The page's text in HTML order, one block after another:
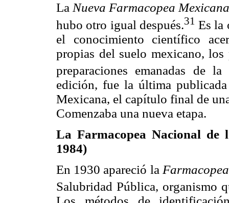
LaNueva Farmacopea
hubo otro igual después.31 Es la
el conocimiento científico
propias del suelo mexicano,
preparaciones emanadas de
edición, fue la última
Mexicana, el capítulo final de
Comenzaba una nueva etapa.
La Farmacopea Nacional de
1984)
En 1930 apareció la
Salubridad Pública, organismo